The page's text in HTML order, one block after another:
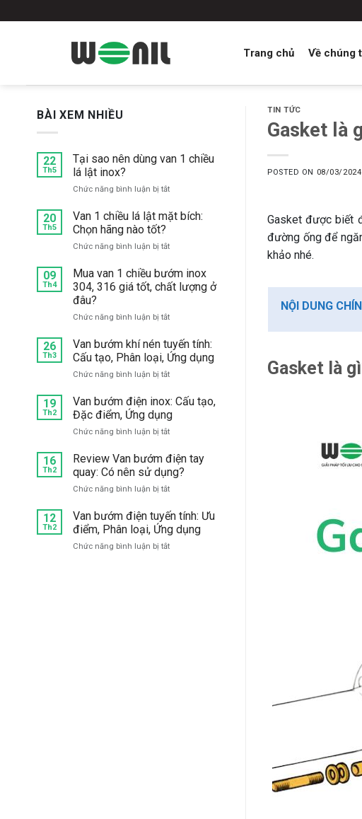
to
Trang chủ Về chúng
BÀI XEM NHIỀU
22
Th5
Tại sao nên dùng van 1 chiều
lá lật inox?
Chức năng bình luận bị tắtở
sao
nên
van
chiều
lá
20
Th5
Van 1 chiều lá lật mặt bích:
Chọn hãng nào tốt?
Chức năng bình luận bị tắtở
1
chiều
lá
mặt
Chọn
hãng
nào
tốt?
09
Th4
Mua van 1 chiều bướm inox
304, 316 giá tốt, chất lượng ở
đâu?
Chức năng bình luận bị tắtở
van
1
chiều
bướm
304,
316
tốt,
lượng
ở
26
Th3
Van bướm khí nén tuyến tính:
Cấu tạo, Phân loại, Ứng dụng
Chức năng bình luận bị tắtở
bướm
nén
tuyến
Cấu
tạo,
loại,
dụng
19
Th2
Van bướm điện inox: Cấu tạo,
Đặc điểm, Ứng dụng
Chức năng bình luận bị tắtở
bướm
điện
inox:
Cấu
Đặc
điểm,
dụng
16
Th2
Review Van bướm điện tay
quay: Có nên sử dụng?
Chức năng bình luận bị tắtở
Van
bướm
điện
tay
12
Th2
Van bướm điện tuyến tính: Ưu
điểm, Phân loại, Ứng dụng
Chức năng bình luận bị tắtở
TIN TỨC
Gasket là
POSTED ON 08/03/2024
Gasket được biết
đường ống để
khảo nhé.
NỘI DUNG
Gasket là